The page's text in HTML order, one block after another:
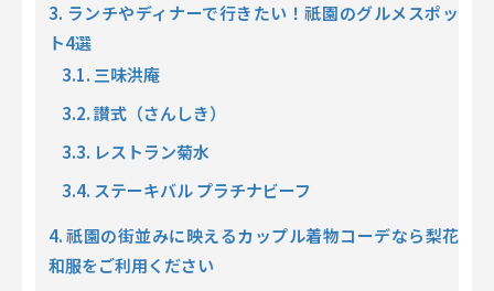
3. ランチやディナーで行きたい！祇園のグルメスポッ
ト4選
3.1. 三味洪庵
3.2. 讃式（さんしき）
3.3. レストラン菊水
3.4. ステーキバル プラチナビーフ
4. 祇園の街並みに映えるカップル着物コーデなら梨花
和服をご利用ください